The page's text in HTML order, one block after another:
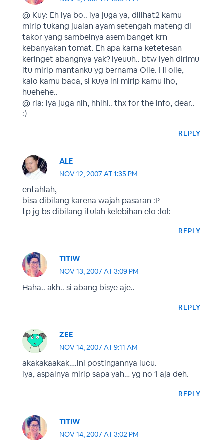
@ Kuy: Eh iya bo.. iya juga ya, dilihat2 kamu
mirip tukang jualan ayam setengah mateng di
takor yang sambelnya asem banget krn
kebanyakan tomat. Eh apa karna ketetesan
keringet abangnya yak? iyeuuh.. btw iyeh dirimu
itu mirip mantanku yg bernama Olie. Hi olie,
kalo kamu baca, si kuya ini mirip kamu lho,
huehehe..
@ ria: iya juga nih, hhihi.. thx for the info, dear..
:)
REPLY
ALE
NOV 12, 2007 AT 1:35 PM
entahlah,
bisa dibilang karena wajah pasaran :P
tp jg bs dibilang itulah kelebihan elo :lol:
REPLY
TITIW
NOV 13, 2007 AT 3:09 PM
Haha.. akh.. si abang bisye aje..
REPLY
ZEE
NOV 14, 2007 AT 9:11 AM
akakakaakak….ini postingannya lucu.
iya, aspalnya mirip sapa yah… yg no 1 aja deh.
REPLY
TITIW
NOV 14, 2007 AT 3:02 PM